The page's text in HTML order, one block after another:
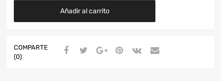
Añadir al carrito
COMPARTE
(0)